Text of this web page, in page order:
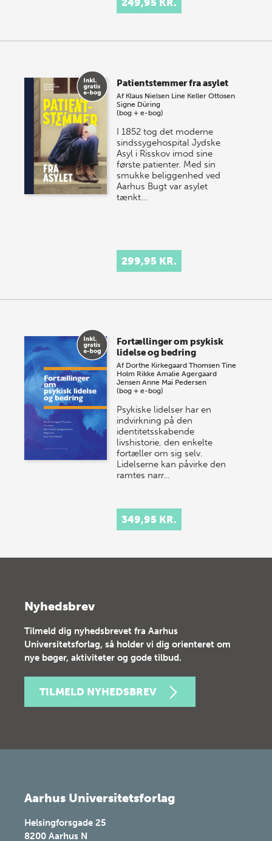
Patientstemmer fra asylet
Af Klaus Nielsen Line Keller Ottosen
Signe Düring
(bog + e-bog)
I 1852 tog det moderne
sindssygehospital Jydske
Asyl i Risskov imod sine
første patienter. Med sin
smukke beliggenhed ved
Aarhus Bugt var asylet
tænkt…
299,95 KR.
Fortællinger om psykisk
lidelse og bedring
Af Dorthe Kirkegaard Thomsen Tine
Holm Rikke Amalie Agergaard
Jensen Anne Mai Pedersen
(bog + e-bog)
Psykiske lidelser har en
indvirkning på den
identitetsskabende
livshistorie, den enkelte
fortæller om sig selv.
Lidelserne kan påvirke den
ramtes narr…
349,95 KR.
Nyhedsbrev
Tilmeld dig nyhedsbrevet fra Aarhus
Universitetsforlag, så holder vi dig orienteret om
nye bøger, aktiviteter og gode tilbud.
TILMELD NYHEDSBREV
Aarhus Universitetsforlag
Helsingforsgade 25
8200 Aarhus N